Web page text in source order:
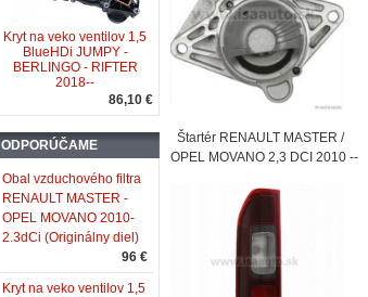
Kryt na veko ventilov 1,5
BlueHDi JUMPY -
BERLINGO - RIFTER
2018--
86,10 €
ODPORÚČAME
Obal vzduchového filtra
RENAULT MASTER -
OPEL MOVANO 2010-
2.3dCi (Originálny diel)
96 €
Kryt na veko ventilov 1,5
Štartér RENAULT MASTER /
OPEL MOVANO 2,3 DCI 2010 --